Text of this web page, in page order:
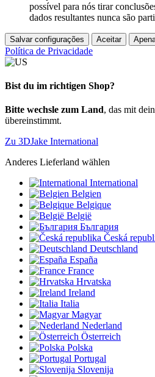
possível para nós tirar
dados resultantes nunca são
Salvar configurações Aceitar
Política de Privacidade
Bist du im richtigen Shop?
Bitte wechsle zum Land, das mit
übereinstimmt.
Zu 3DJake International
Anderes Lieferland wählen
International
Belgien
Belgique
België
България
Česká
Deutschland
España
France
Hrvatska
Ireland
Italia
Magyar
Nederland
Österreich
Polska
Portugal
Slovenija